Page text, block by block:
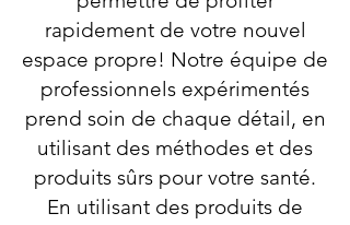
rapidement de votre nouvel
espace propre! Notre équipe de
professionnels expérimentés
prend soin de chaque détail, en
utilisant des méthodes et des
produits sûrs pour votre santé.
En utilisant des produits de